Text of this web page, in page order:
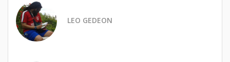
LEO GEDEON